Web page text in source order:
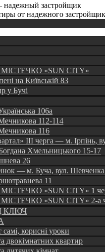
застройщик
от надежного
«SUN CITY»
на Київській 83
у Бучі
106а
112-114
116
III черга — м. Ірпінь,
Хмельницького 15-17
26
— м. Буча, вул.
11
«SUN CITY» 1
«SUN CITY» 2-а
КЛЮЧ
корисні уроки
двокімнатних квартир